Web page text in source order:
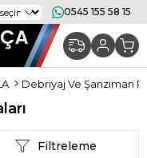
0545 155 58 15
Debriyaj Ve Şanzıman
Filtreleme